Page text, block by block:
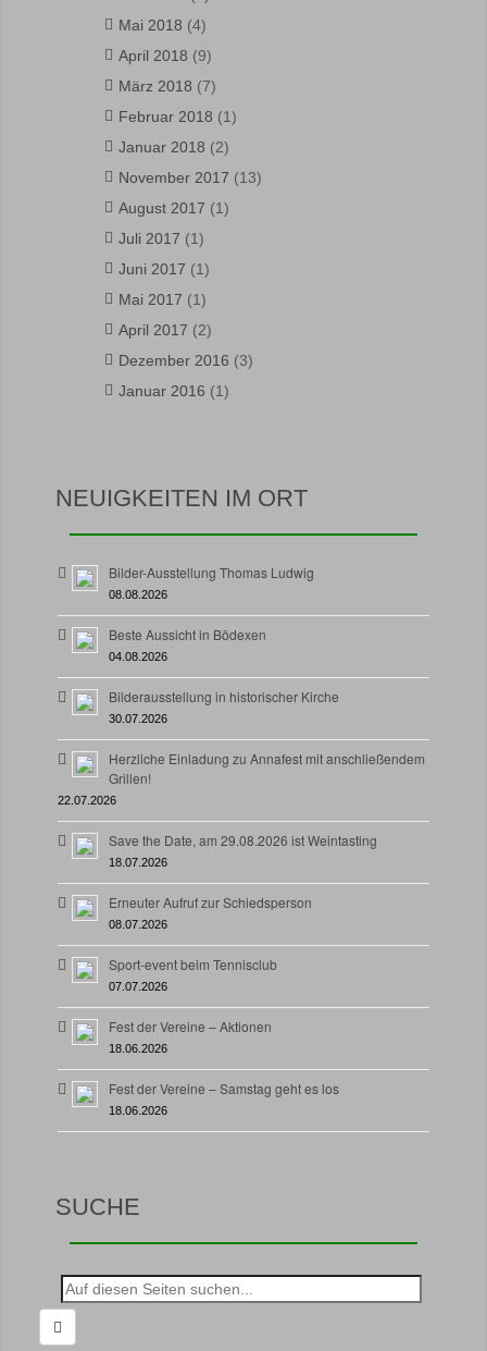
Mai 2018 (4)
April 2018 (9)
März 2018 (7)
Februar 2018 (1)
Januar 2018 (2)
November 2017 (13)
August 2017 (1)
Juli 2017 (1)
Juni 2017 (1)
Mai 2017 (1)
April 2017 (2)
Dezember 2016 (3)
Januar 2016 (1)
NEUIGKEITEN IM ORT
Bilder-Ausstellung Thomas Ludwig
08.08.2026
Beste Aussicht in Bödexen
04.08.2026
Bilderausstellung in historischer Kirche
30.07.2026
Herzliche Einladung zu Annafest mit anschließendem
Grillen!
22.07.2026
Save the Date, am 29.08.2026 ist Weintasting
18.07.2026
Erneuter Aufruf zur Schiedsperson
08.07.2026
Sport-event beim Tennisclub
07.07.2026
Fest der Vereine – Aktionen
18.06.2026
Fest der Vereine – Samstag geht es los
18.06.2026
SUCHE
Suche
nach: